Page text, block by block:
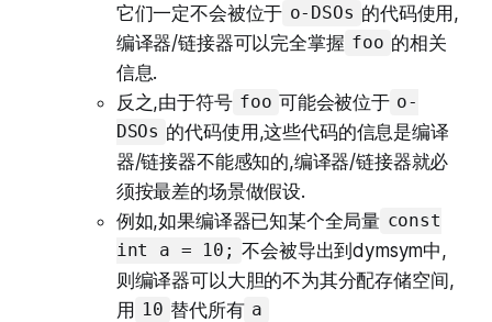
它们一定不会被位于 o-DSOs 的代码使用,
编译器/链接器可以完全掌握 foo 的相关
信息.
反之,由于符号 foo 可能会被位于 o-
DSOs 的代码使用,这些代码的信息是编译
器/链接器不能感知的,编译器/链接器就必
须按最差的场景做假设.
例如,如果编译器已知某个全局量 const
int a = 10; 不会被导出到dymsym中,
则编译器可以大胆的不为其分配存储空间,
用 10 替代所有 a